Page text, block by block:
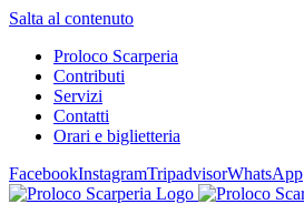
Salta al contenuto
Proloco Scarperia
Contributi
Servizi
Contatti
Orari e biglietteria
FacebookInstagramTripadvisorWhatsApp